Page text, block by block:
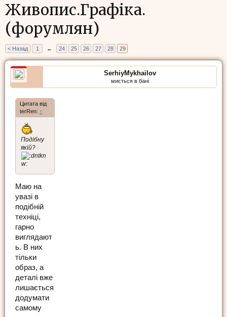
Живопис.Графіка.
(форумлян)
< Назад 1 ← 24 25 26 27 28 29
SerhiyMykhailov
миється в бані
Цитата від
terRen: ↑
Подібну
якій?
Маю на
увазі в
подібній
техніці,
гарно
виглядают
ь. В них
тільки
образ, а
деталі вже
лишається
додумати
самому